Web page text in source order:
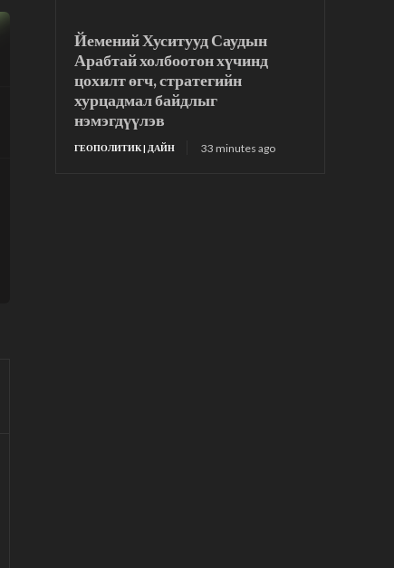
Йемений Хуситууд Саудын
Арабтай холбоотон хүчинд
цохилт өгч, стратегийн
хурцадмал байдлыг
нэмэгдүүлэв
ГЕОПОЛИТИК | ДАЙН 33 minutes ago